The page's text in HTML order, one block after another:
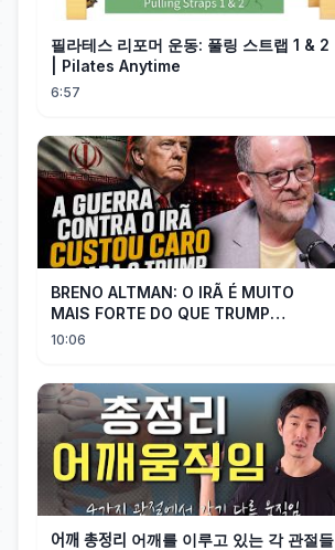
필라테스 리포머 운동: 풀링 스트랩 1 & 2
| Pilates Anytime
6:57
BRENO ALTMAN: O IRÃ É MUITO
MAIS FORTE DO QUE TRUMP
IMAGINAVA
10:06
어깨 총정리 어깨를 이루고 있는 각 관절들